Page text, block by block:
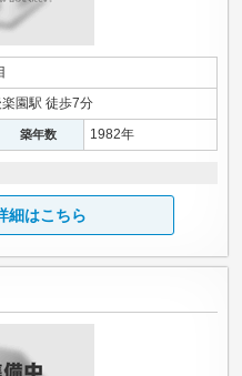
園駅 徒歩7分
築年数 1982年
細はこちら